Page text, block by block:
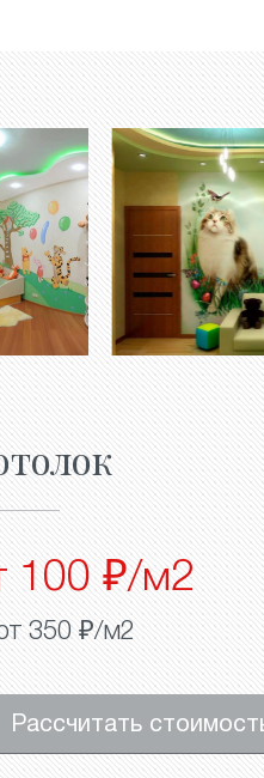
100 ₽/м2
350 ₽/м2
Рассчитать